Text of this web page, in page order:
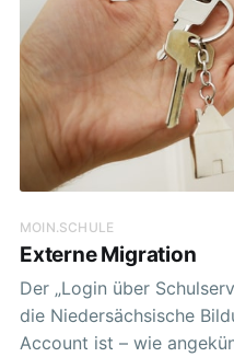
MOIN.SCHULE
Externe Migration
Der „Login über
die Niedersächsische
Account ist – wie